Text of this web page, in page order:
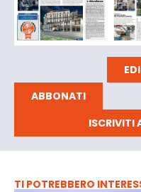
ABBONATI
ISCRIVITI
TI POTREBBERO